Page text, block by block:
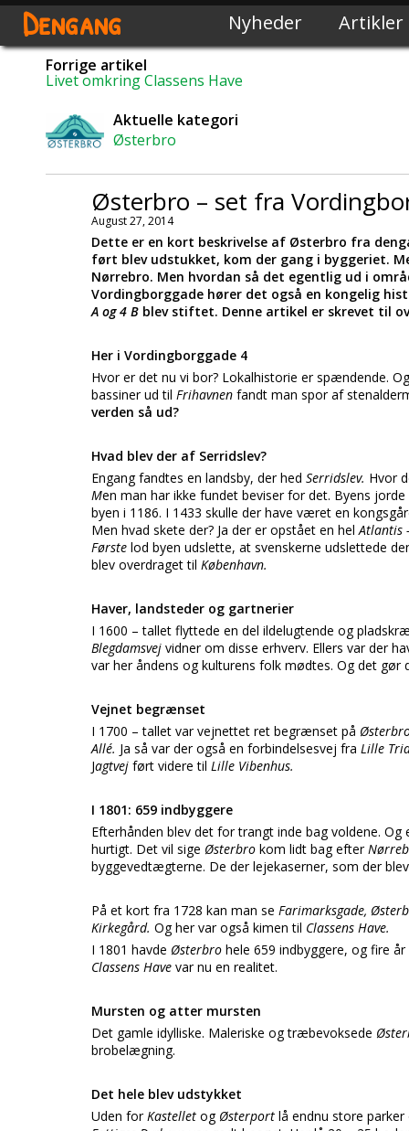
Dengang Nyheder Artikler
Forrige artikel
Livet omkring Classens Have
Aktuelle kategori
Østerbro
Østerbro – set fra
August 27, 2014
Dette er en kort beskrivelse af Østerbro fra
ført blev udstukket, kom der gang i byggeriet.
Nørrebro. Men hvordan så det egentlig ud i
Vordingborggade hører det også en kongelig
A og 4 B blev stiftet. Denne artikel er skrevet til
Her i Vordingborggade 4
Hvor er det nu vi bor? Lokalhistorie er spændende.
bassiner ud til Frihavnen fandt man spor af
verden så ud?
Hvad blev der af Serridslev?
Engang fandtes en landsby, der hed Serridslev. Hvor
Men man har ikke fundet beviser for det. Byens
byen i 1186. I 1433 skulle der have været en
Men hvad skete der? Ja der er opstået en helAtlantis
Første lod byen udslette, at svenskerne udslettede
blev overdraget til København.
Haver, landsteder og gartnerier
I 1600 – tallet flyttede en del ildelugtende og
Blegdamsvej vidner om disse erhverv. Ellers var der
var her åndens og kulturens folk mødtes. Og det gør
Vejnet begrænset
I 1700 – tallet var vejnettet ret begrænset på
Allé. Ja så var der også en forbindelsesvej fra Lille
Jagtvej ført videre til Lille Vibenhus.
I 1801: 659 indbyggere
Efterhånden blev det for trangt inde bag voldene.
hurtigt. Det vil sige Østerbro kom lidt bag efter
byggevedtægterne. De der lejekaserner, som der
På et kort fra 1728 kan man se Farimarksgade,
Kirkegård. Og her var også kimen til Classens Have.
I 1801 havde Østerbro hele 659 indbyggere, og fire
Classens Have var nu en realitet.
Mursten og atter mursten
Det gamle idylliske. Maleriske og træbevoksede
brobelægning.
Det hele blev udstykket
Uden forKastellet og Østerport lå endnu store